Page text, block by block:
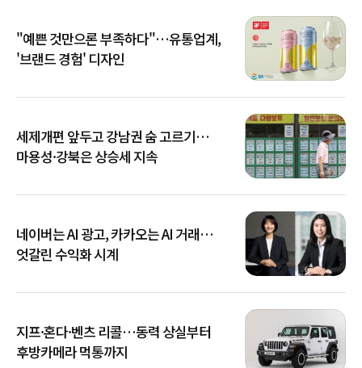
"예쁜 것만으론 부족하다"…유통업계,
'브랜드 경험' 디자인
세제개편 앞두고 강남권 숨 고르기…
마용성·강북은 상승세 지속
네이버는 AI 광고, 카카오는 AI 거래…
엇갈린 수익화 시계
지프·혼다·벤츠 리콜…동력 상실부터
후방카메라 먹통까지